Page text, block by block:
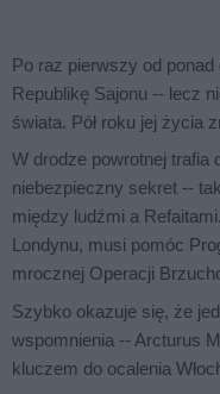
Po raz pierwszy od
Republikę Sajonu -- lecz
świata. Pół roku jej życia
W drodze powrotnej trafia
niebezpieczny sekret --
między ludźmi a
Londynu, musi pomóc
mrocznej Operacji
Szybko okazuje się, że
wspomnienia -- Arcturus
kluczem do ocalenia